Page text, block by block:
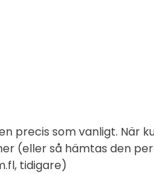
precis som vanligt. När
(eller så hämtas den per
tidigare)